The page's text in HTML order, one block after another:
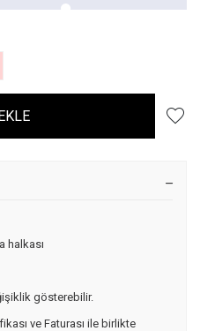
halkası
gösterebilir.
ve Faturası ile birlikte